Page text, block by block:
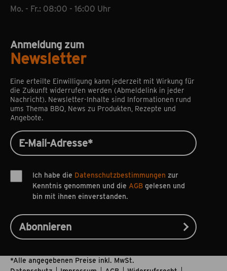
Mo. - Fr.: 08:00 - 16:00 Uhr
Anmeldung zum
Newsletter
Eine erteilte Einwilligung kann jederzeit mit Wirkung für
die Zukunft widerrufen werden (Abmeldelink in jeder
Nachricht). Newsletter-Inhalte sind Informationen rund
ums Thema BBQ, News zu Produkten, Rezepte und
Angebote.
Ich habe die Datenschutzbestimmungen zur
Kenntnis genommen und die AGB gelesen und
bin mit ihnen einverstanden.
*Alle angegebenen Preise inkl. MwSt.